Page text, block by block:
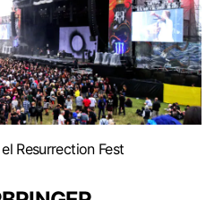
Resurrection Fest